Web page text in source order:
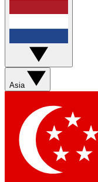
Asia